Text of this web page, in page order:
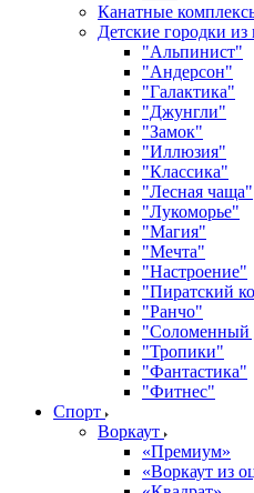
Канатные
Детские городки из
"Альпинист"
"Андерсон"
"Галактика"
"Джунгли"
"Замок"
"Иллюзия"
"Классика"
"Лесная чаща"
"Лукоморье"
"Магия"
"Мечта"
"Настроение"
"Пиратский
"Ранчо"
"Соломенный
"Тропики"
"Фантастика"
"Фитнес"
Спорт
Воркаут
«Премиум»
«Воркаут из